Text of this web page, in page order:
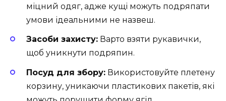
міцний одяг, адже кущі можуть подряпати
умови ідеальними не назвеш.
Засоби захисту: Варто взяти рукавички,
щоб уникнути подряпин.
Посуд для збору: Використовуйте плетену
корзину, уникаючи пластикових пакетів, які